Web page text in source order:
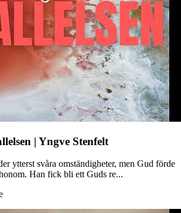
| Yngve Stenfelt
ytterst svåra omständigheter, men Gud förde
Han fick bli ett Guds re...